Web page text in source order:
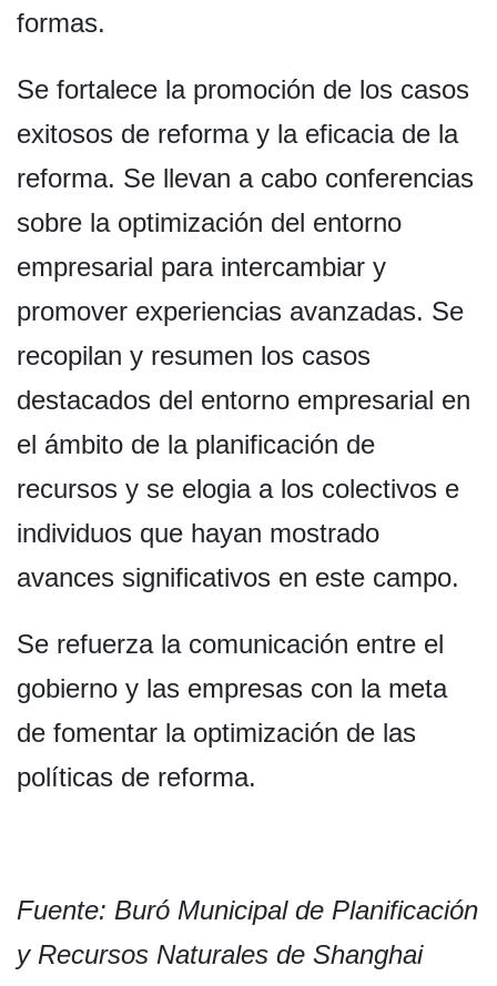
formas.
Se fortalece la promoción de los casos
exitosos de reforma y la eficacia de la
reforma. Se llevan a cabo conferencias
sobre la optimización del entorno
empresarial para intercambiar y
promover experiencias avanzadas. Se
recopilan y resumen los casos
destacados del entorno empresarial en
el ámbito de la planificación de
recursos y se elogia a los colectivos e
individuos que hayan mostrado
avances significativos en este campo.
Se refuerza la comunicación entre el
gobierno y las empresas con la meta
de fomentar la optimización de las
políticas de reforma.
Fuente: Buró Municipal de Planificación
y Recursos Naturales de Shanghai